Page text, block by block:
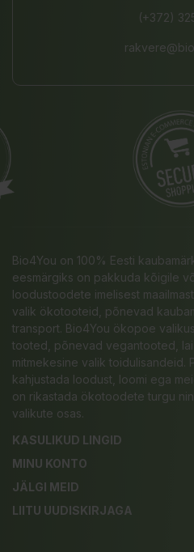
(+372)
Bio4You on 100% Eesti
eesmärgiks on pakkuda kõigile
loodustoodete imelisest
valik ökotooteid, põnevad
transport. Bio4You ökopoe
tooted, põnevad vegantooted,
mitmekesine valik toidulisandeid.
kahjustada loodust, loomi ega
on rikastada ökotoodete turgu
valikute osas.
KASULIKUD LINGID
MINU KONTO
JÄLGI MEID
LIITU UUDISKIRJAGA